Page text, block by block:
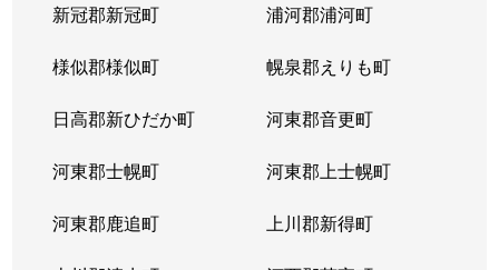
新冠郡新冠町 浦河郡浦河町
様似郡様似町 幌泉郡えりも町
日高郡新ひだか町 河東郡音更町
河東郡士幌町 河東郡上士幌町
河東郡鹿追町 上川郡新得町